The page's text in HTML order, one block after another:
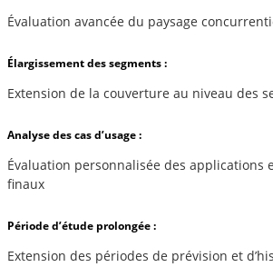
Évaluation avancée du paysage
Élargissement des segments :
Extension de la couverture au niveau des
Analyse des cas d’usage :
Évaluation personnalisée des applications
finaux
Période d’étude prolongée :
Extension des périodes de prévision et